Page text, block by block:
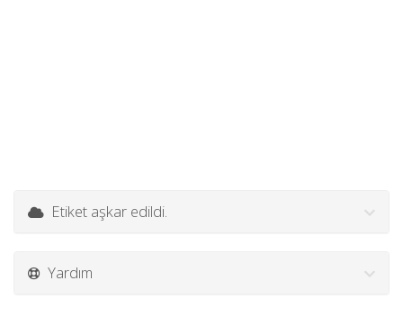
Etiket aşkar edildi.
Yardım